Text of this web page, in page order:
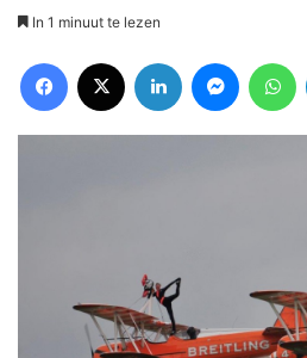
In 1 minuut te lezen